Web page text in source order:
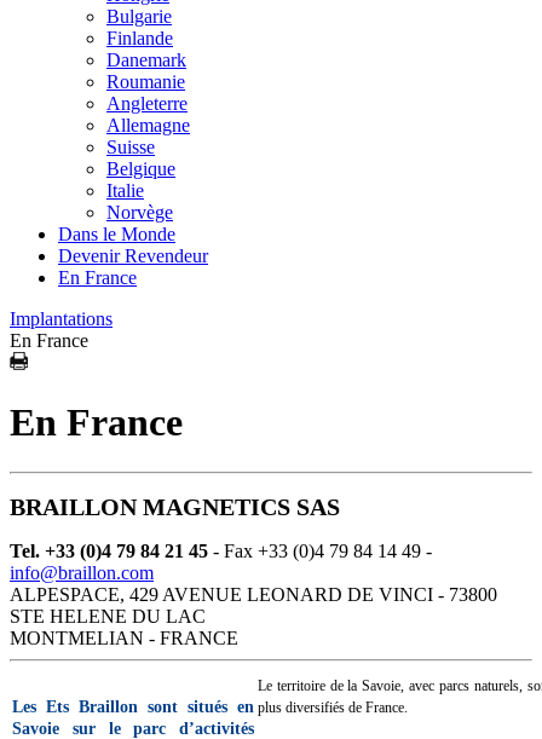
Bulgarie
Finlande
Danemark
Roumanie
Angleterre
Allemagne
Suisse
Belgique
Italie
Norvège
Dans le Monde
Devenir Revendeur
En France
Implantations
En France
En France
BRAILLON MAGNETICS SAS
Tel. +33 (0)4 79 84 21 45 - Fax +33 (0)4 79 84 14 49 -
info@braillon.com
ALPESPACE, 429 AVENUE LEONARD DE VINCI - 73800
STE HELENE DU LAC
MONTMELIAN - FRANCE
Les Ets Braillon sont situés en
Savoie sur le parc d’activités
Le territoire de la Savoie, avec parcs naturels,
plus diversifiés de France.